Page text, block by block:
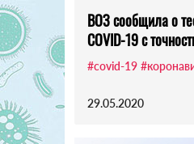
ВОЗ сообщила о
COVID-19 с
#covid-19
29.05.2020